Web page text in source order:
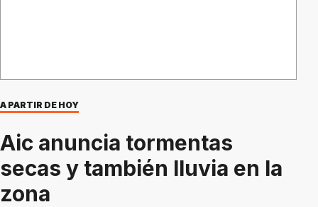
A PARTIR DE HOY
Aic anuncia tormentas
secas y también lluvia en la
zona